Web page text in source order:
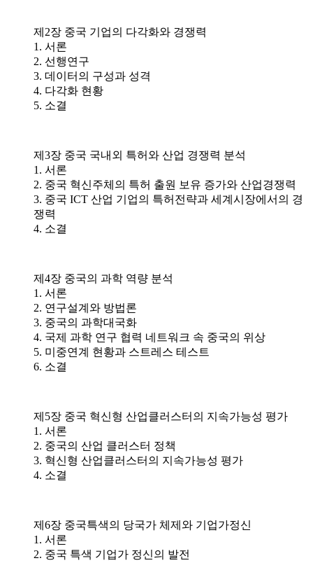
제2장 중국 기업의 다각화와 경쟁력
1. 서론
2. 선행연구
3. 데이터의 구성과 성격
4. 다각화 현황
5. 소결
제3장 중국 국내외 특허와 산업 경쟁력 분석
1. 서론
2. 중국 혁신주체의 특허 출원 보유 증가와 산업경쟁력
3. 중국 ICT 산업 기업의 특허전략과 세계시장에서의 경
쟁력
4. 소결
제4장 중국의 과학 역량 분석
1. 서론
2. 연구설계와 방법론
3. 중국의 과학대국화
4. 국제 과학 연구 협력 네트워크 속 중국의 위상
5. 미중연계 현황과 스트레스 테스트
6. 소결
제5장 중국 혁신형 산업클러스터의 지속가능성 평가
1. 서론
2. 중국의 산업 클러스터 정책
3. 혁신형 산업클러스터의 지속가능성 평가
4. 소결
제6장 중국특색의 당국가 체제와 기업가정신
1. 서론
2. 중국 특색 기업가 정신의 발전